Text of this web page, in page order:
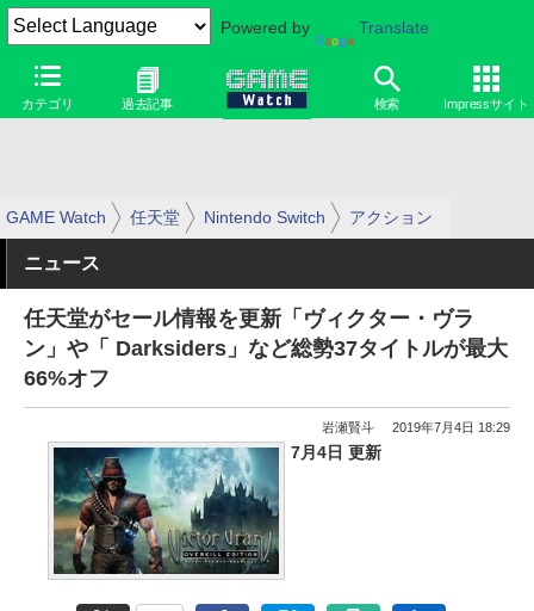
Powered by Translate
カテゴリ 過去記事 検索 Impressサイト
GAME Watch 任天堂 Nintendo Switch アクション
ニュース
任天堂がセール情報を更新「ヴィクター・ヴラ
ン」や「 Darksiders」など総勢37タイトルが最大
66%オフ
岩瀬賢斗 2019年7月4日 18:29
7月4日 更新